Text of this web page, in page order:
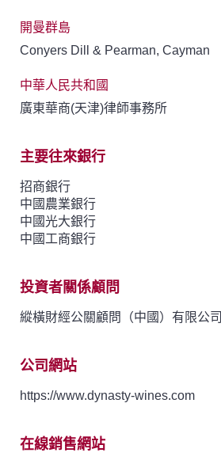
開曼群島
Conyers Dill & Pearman, Cayman
中華人民共和國
廣東華商(天津)律師事務所
主要往來銀行
招商銀行
中國農業銀行
中國光大銀行
中國工商銀行
投資者關係顧問
縱橫財經公關顧問（中國）有限公司
公司網站
https://www.dynasty-wines.com
在線銷售網站